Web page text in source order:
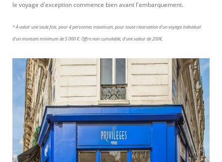
le voyage d'exception commence bien avant l'embarquement.
* À valoir une seule fois, pour 4 personnes maximum, pour toute réservation d'un voyage individuel
d’un montant minimum de 5 000 €. Offre non cumulable, d'une valeur de 200€.